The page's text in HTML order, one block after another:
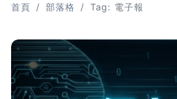
應用入門
AI 職場應用｜ChatGPT 進階
首頁 部落格 Tag: 電子報